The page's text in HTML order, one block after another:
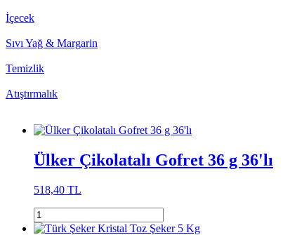
İçecek
Sıvı Yağ & Margarin
Temizlik
Atıştırmalık
Ülker Çikolatalı Gofret 36 g 36'lı
518,40 TL